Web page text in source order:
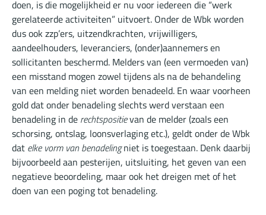
doen, is die mogelijkheid er nu voor iedereen die “werk
gerelateerde activiteiten” uitvoert. Onder de Wbk worden
dus ook zzp’ers, uitzendkrachten, vrijwilligers,
aandeelhouders, leveranciers, (onder)aannemers en
sollicitanten beschermd. Melders van (een vermoeden van)
een misstand mogen zowel tijdens als na de behandeling
van een melding niet worden benadeeld. En waar voorheen
gold dat onder benadeling slechts werd verstaan een
benadeling in de rechtspositievan de melder (zoals een
schorsing, ontslag, loonsverlaging etc.), geldt onder de Wbk
dat elke vorm van benadelingniet is toegestaan. Denk daarbij
bijvoorbeeld aan pesterijen, uitsluiting, het geven van een
negatieve beoordeling, maar ook het dreigen met of het
doen van een poging tot benadeling.